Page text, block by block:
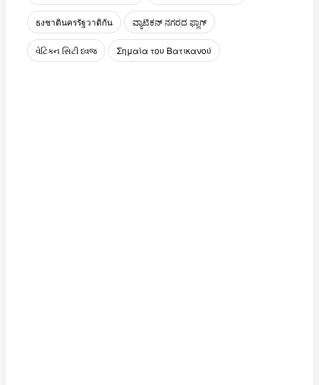
ธงชาตินครรัฐวาติกัน ವ್ಯಾಟಿಕನ್ ನಗರದ ಫ್ಲಾಗ್
વેટિકન સિટી ધ્વજ Σημαία του Βατικανού